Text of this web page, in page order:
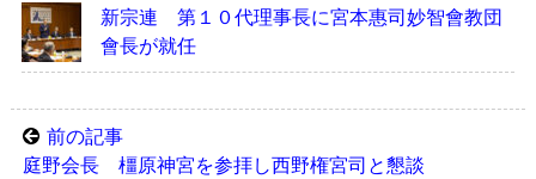
新宗連 第１０代理事長に宮本惠司妙智會教団
會長が就任
前の記事
庭野会長 橿原神宮を参拝し西野権宮司と懇談